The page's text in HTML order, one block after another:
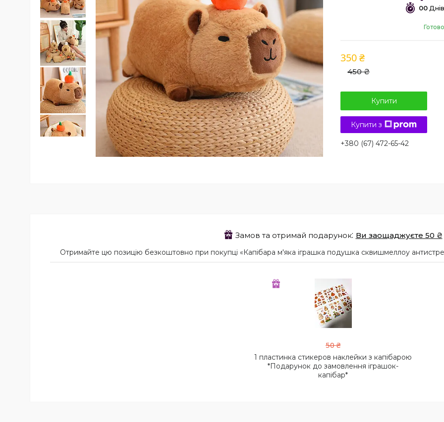
00 Днів
450 ₴
350 ₴
Купити
Купити з
+380 (67) 472-65-42
Замов та отримай подарунок Ви заощаджуєте 50 ₴
Отримайте цю позицію безкоштовно при покупці «Капібара м'яка іграшка подушка сквишмеллоу
50 ₴
1 пластинка стикеров наклейки з капібарою
*Подарунок до замовлення іграшок-
капібар*